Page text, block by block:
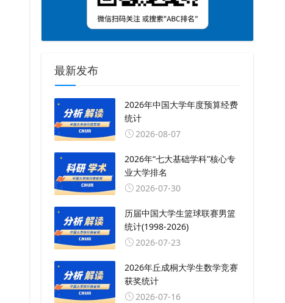
最新发布
2026年中国大学年度预算经费
统计
2026-08-07
2026年“七大基础学科”核心专
业大学排名
2026-07-30
历届中国大学生篮球联赛男篮
统计(1998-2026)
2026-07-23
2026年丘成桐大学生数学竞赛
获奖统计
2026-07-16